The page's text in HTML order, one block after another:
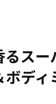
るス
ディ